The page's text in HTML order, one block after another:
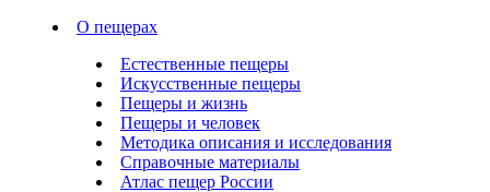
О пещерах
Естественные пещеры
Искусственные пещеры
Пещеры и жизнь
Пещеры и человек
Методика описания и исследования
Справочные материалы
Атлас пещер России